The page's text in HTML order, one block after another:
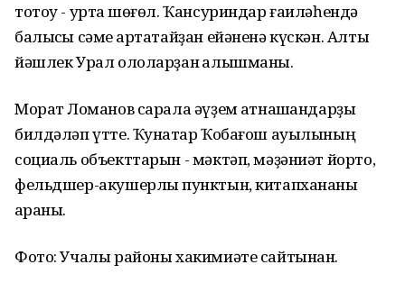
тотоу - уртаҡ шөғөл. Ҡансуриндар ғаиләһендә
балыҡсы сәме ҡартатайҙан ейәненә күскән. Алты
йәшлек Урал ололарҙан ҡалышманы.
Морат Лоҡманов сарала әүҙем ҡатнашҡандарҙы
билдәләп үтте. Ҡунаҡтар Ҡобағош ауылының
социаль объекттарын - мәктәп, мәҙәниәт йорто,
фельдшер-акушерлыҡ пунктын, китапхананы
ҡараны.
Фото: Учалы районы хакимиәте сайтынан.⠀